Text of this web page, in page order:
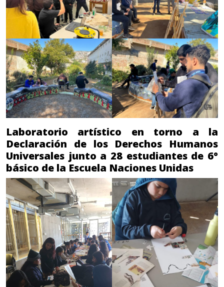
Laboratorio artístico en torno a la
Declaración de los Derechos Humanos
Universales junto a 28 estudiantes de 6°
básico de la Escuela Naciones Unidas